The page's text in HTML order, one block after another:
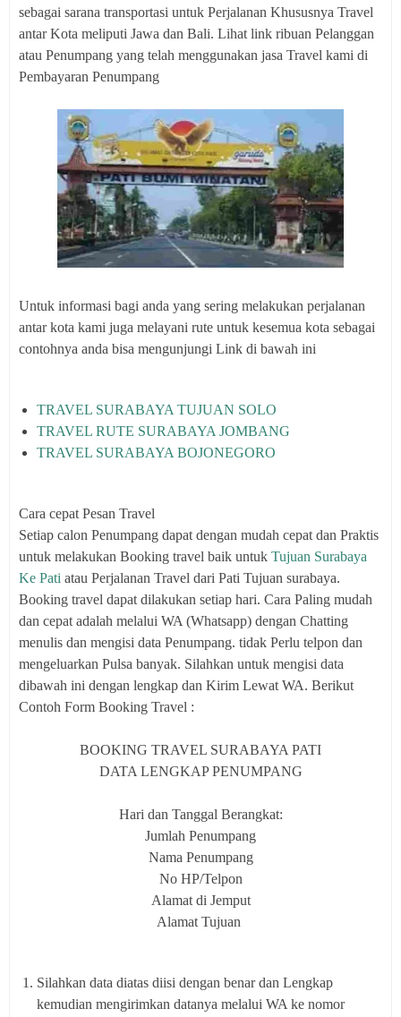
sebagai sarana transportasi untuk Perjalanan Khususnya Travel
antar Kota meliputi Jawa dan Bali. Lihat link ribuan Pelanggan
atau Penumpang yang telah menggunakan jasa Travel kami di
Pembayaran Penumpang
Untuk informasi bagi anda yang sering melakukan perjalanan
antar kota kami juga melayani rute untuk kesemua kota sebagai
contohnya anda bisa mengunjungi Link di bawah ini
TRAVEL SURABAYA TUJUAN SOLO
TRAVEL RUTE SURABAYA JOMBANG
TRAVEL SURABAYA BOJONEGORO
Cara cepat Pesan Travel
Setiap calon Penumpang dapat dengan mudah cepat dan Praktis
untuk melakukan Booking travel baik untuk Tujuan Surabaya
Ke Pati atau Perjalanan Travel dari Pati Tujuan surabaya.
Booking travel dapat dilakukan setiap hari. Cara Paling mudah
dan cepat adalah melalui WA (Whatsapp) dengan Chatting
menulis dan mengisi data Penumpang. tidak Perlu telpon dan
mengeluarkan Pulsa banyak. Silahkan untuk mengisi data
dibawah ini dengan lengkap dan Kirim Lewat WA. Berikut
Contoh Form Booking Travel :
BOOKING TRAVEL SURABAYA PATI
DATA LENGKAP PENUMPANG
Hari dan Tanggal Berangkat:
Jumlah Penumpang
Nama Penumpang
No HP/Telpon
Alamat di Jemput
Alamat Tujuan
Silahkan data diatas diisi dengan benar dan Lengkap
kemudian mengirimkan datanya melalui WA ke nomor